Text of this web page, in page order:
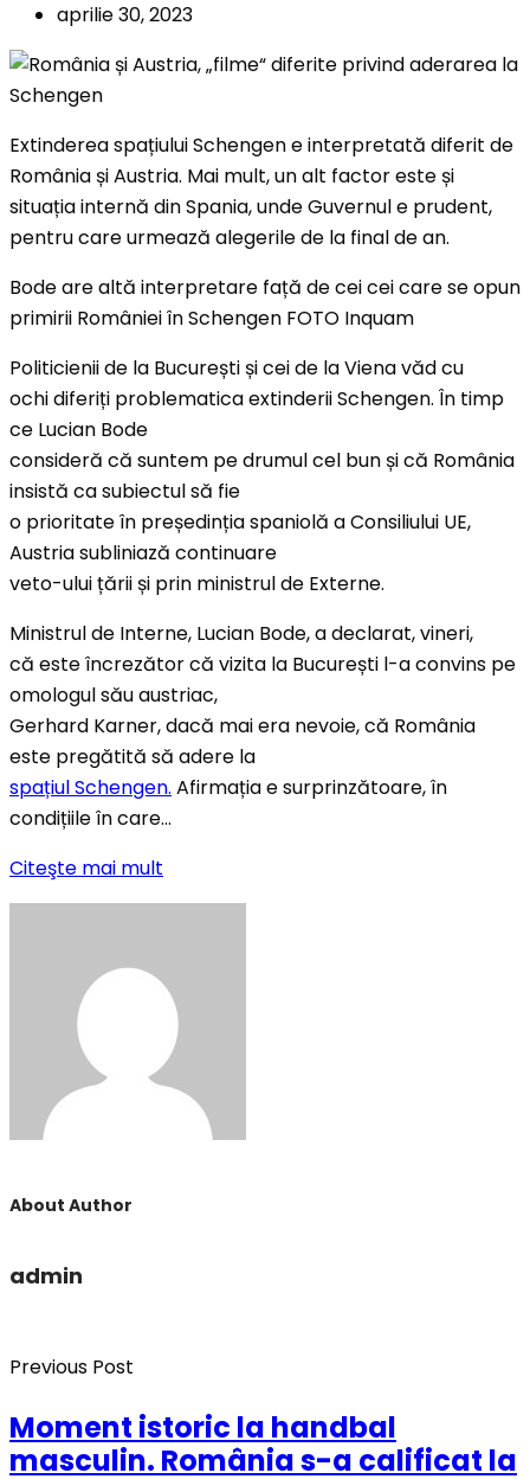
aprilie 30, 2023
Extinderea spațiului Schengen e interpretată diferit de
România și Austria. Mai mult, un alt factor este și
situația internă din Spania, unde Guvernul e prudent,
pentru care urmează alegerile de la final de an.
Bode are altă interpretare față de cei cei care se opun
primirii României în Schengen FOTO Inquam
Politicienii de la București și cei de la Viena văd cu
ochi diferiți problematica extinderii Schengen. În timp
ce Lucian Bode
consideră că suntem pe drumul cel bun și că România
insistă ca subiectul să fie
o prioritate în președinția spaniolă a Consiliului UE,
Austria subliniază continuare
veto-ului țării și prin ministrul de Externe.
Ministrul de Interne, Lucian Bode, a declarat, vineri,
că este încrezător că vizita la București l-a convins pe
omologul său austriac,
Gerhard Karner, dacă mai era nevoie, că România
este pregătită să adere la
spațiul Schengen. Afirmația e surprinzătoare, în
condițiile în care…
Citeşte mai mult
About Author
admin
Previous Post
Moment istoric la handbal
masculin. România s-a calificat la